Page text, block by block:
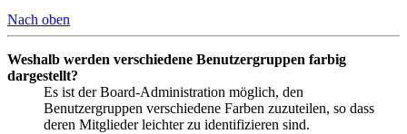
Nach oben
Weshalb werden verschiedene Benutzergruppen farbig
dargestellt?
Es ist der Board-Administration möglich, den
Benutzergruppen verschiedene Farben zuzuteilen, so dass
deren Mitglieder leichter zu identifizieren sind.